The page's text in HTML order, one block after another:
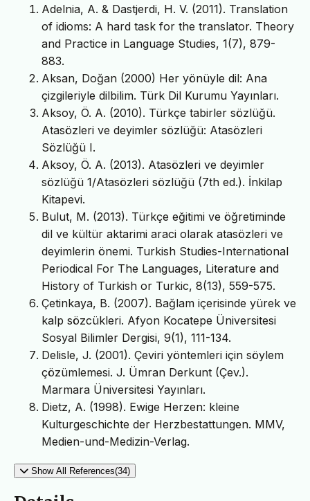
Adelnia, A. & Dastjerdi, H. V. (2011). Translation
of idioms: A hard task for the translator. Theory
and Practice in Language Studies, 1(7), 879-
883.
Aksan, Doğan (2000) Her yönüyle dil: Ana
çizgileriyle dilbilim. Türk Dil Kurumu Yayınları.
Aksoy, Ö. A. (2010). Türkçe tabirler sözlüğü.
Atasözleri ve deyimler sözlüğü: Atasözleri
Sözlüğü I.
Aksoy, Ö. A. (2013). Atasözleri ve deyimler
sözlüğü 1/Atasözleri sözlüğü (7th ed.). İnkilap
Kitapevi.
Bulut, M. (2013). Türkçe eğitimi ve öğretiminde
dil ve kültür aktarimi araci olarak atasözleri ve
deyimlerin önemi. Turkish Studies-International
Periodical For The Languages, Literature and
History of Turkish or Turkic, 8(13), 559-575.
Çetinkaya, B. (2007). Bağlam içerisinde yürek ve
kalp sözcükleri. Afyon Kocatepe Üniversitesi
Sosyal Bilimler Dergisi, 9(1), 111-134.
Delisle, J. (2001). Çeviri yöntemleri için söylem
çözümlemesi. J. Ümran Derkunt (Çev.).
Marmara Üniversitesi Yayınları.
Dietz, A. (1998). Ewige Herzen: kleine
Kulturgeschichte der Herzbestattungen. MMV,
Medien-und-Medizin-Verlag.
Show All References(34)